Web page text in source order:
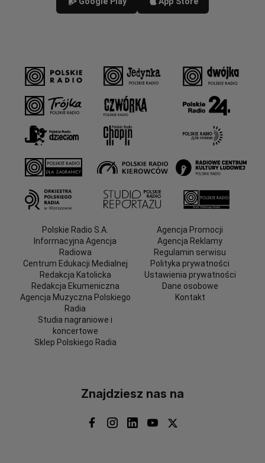
Polskie Radio S.A.
Informacyjna Agencja
Radiowa
Centrum Edukacji Medialnej
Redakcja Katolicka
Redakcja Ekumeniczna
Agencja Muzyczna Polskiego
Radia
Studia nagraniowe i
koncertowe
Sklep Polskiego Radia
Agencja Promocji
Agencja Reklamy
Regulamin serwisu
Polityka prywatności
Ustawienia prywatności
Dane osobowe
Kontakt
Znajdziesz nas na